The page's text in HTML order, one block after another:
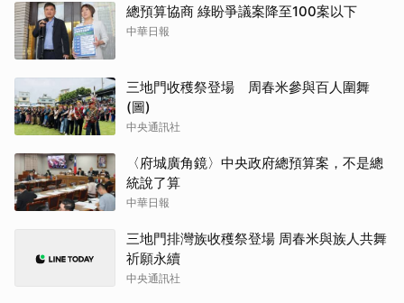
總預算協商 綠盼爭議案降至100案以下
中華日報
三地門收穫祭登場 周春米參與百人圍舞
(圖)
中央通訊社
〈府城廣角鏡〉中央政府總預算案，不是總
統說了算
中華日報
三地門排灣族收穫祭登場 周春米與族人共舞
祈願永續
中央通訊社